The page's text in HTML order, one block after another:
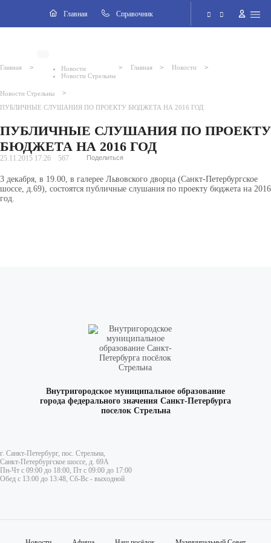
Главная Cправочник
Версия для слабовидящих
Главная >
Новости
Новости Стрельны
> Главная > Новости >
Новости Стрельны >
ПУБЛИЧНЫЕ СЛУШАНИЯ ПО ПРОЕКТУ БЮДЖЕТА НА 2016 ГОД
ПУБЛИЧНЫЕ СЛУШАНИЯ ПО ПРОЕКТУ
БЮДЖЕТА НА 2016 ГОД
25.11.2015 17:26 567 Поделиться
3 декабря, в 19.00, в галерее Львовского дворца (Санкт-Петербургское
шоссе, д.69), состоятся публичные слушания по проекту бюджета на 2016
год.
Внутригородское муниципальное образование
города федерального значения Санкт-Петербурга
поселок Стрельна
г. Санкт-Петербург, пос. Стрельна,
Санкт-Петербургское шоссе, д. 69А
Пн-Чт с 09:00 до 18:00, Пт с 09:00 до 17:00
Обед с 13:00 до 13:48, Сб-Вс - выходной